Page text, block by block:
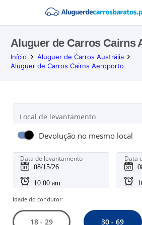
Aluguer de Carros Cairns
Início
Aluguer de Carros Austrália
Aluguer de Carros Cairns Aeroporto
Local de levantamento
Devolução no mesmo local
Data de levantamento Data
Idade do condutor:
18 - 29 30 - 69